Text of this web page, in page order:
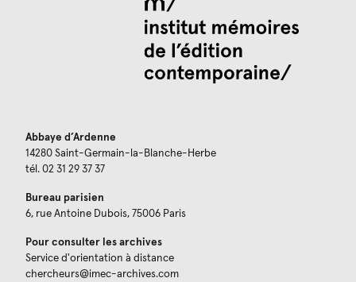
Abbaye d’Ardenne
14280 Saint-Germain-la-Blanche-Herbe
tél. 02 31 29 37 37
Bureau parisien
6, rue Antoine Dubois, 75006 Paris
Pour consulter les archives
Service d'orientation à distance
chercheurs@imec-archives.com